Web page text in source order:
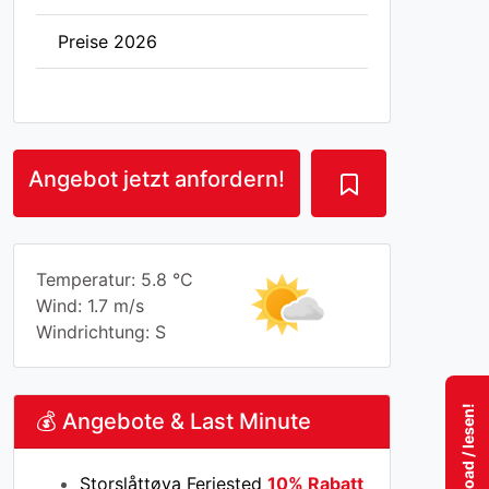
Preise 2026
Angebot jetzt anfordern!
Temperatur: 5.8 °C
Wind: 1.7 m/s
Windrichtung: S
💰 Angebote & Last Minute
Storslåttøya Feriested10% Rabatt